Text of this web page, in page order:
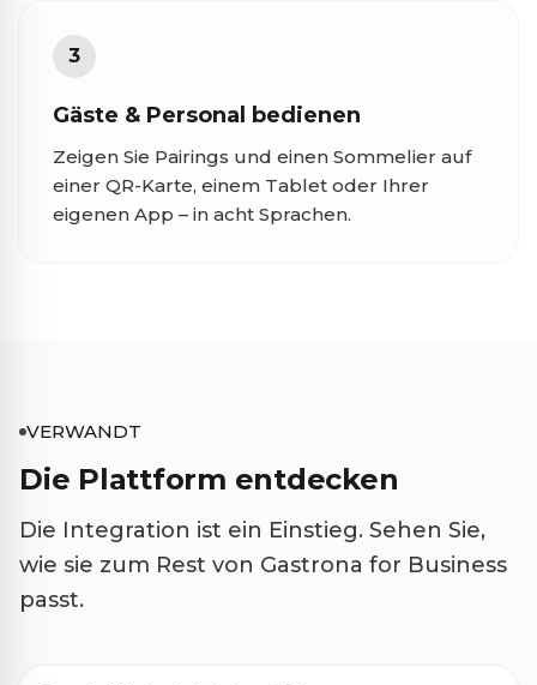
3
Gäste & Personal bedienen
Zeigen Sie Pairings und einen Sommelier auf
einer QR-Karte, einem Tablet oder Ihrer
eigenen App – in acht Sprachen.
VERWANDT
Die Plattform entdecken
Die Integration ist ein Einstieg. Sehen Sie,
wie sie zum Rest von Gastrona for Business
passt.